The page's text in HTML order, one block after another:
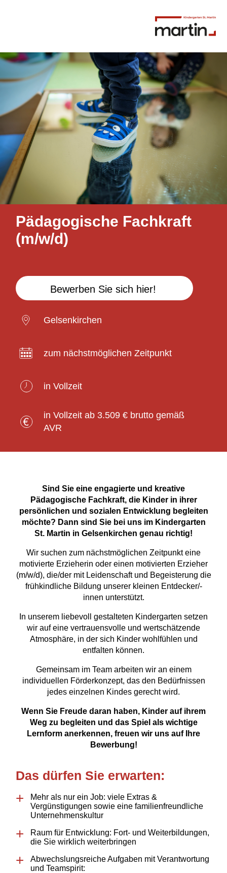
Pädagogische Fachkraft
(m/w/d)
Bewerben Sie sich hier!
Gelsenkirchen
zum nächstmöglichen Zeitpunkt
in Vollzeit
in Vollzeit ab 3.509 € brutto gemäß
AVR
Sind Sie eine engagierte und kreative
Pädagogische Fachkraft, die Kinder in ihrer
persönlichen und sozialen Entwicklung begleiten
möchte? Dann sind Sie bei uns im Kindergarten
St. Martin in Gelsenkirchen genau richtig!
Wir suchen zum nächstmöglichen Zeitpunkt eine
motivierte Erzieherin oder einen motivierten Erzieher
(m/w/d), die/der mit Leidenschaft und Begeisterung die
frühkindliche Bildung unserer kleinen Entdecker/-
innen unterstützt.
In unserem liebevoll gestalteten Kindergarten setzen
wir auf eine vertrauensvolle und wertschätzende
Atmosphäre, in der sich Kinder wohlfühlen und
entfalten können.
Gemeinsam im Team arbeiten wir an einem
individuellen Förderkonzept, das den Bedürfnissen
jedes einzelnen Kindes gerecht wird.
Wenn Sie Freude daran haben, Kinder auf ihrem
Weg zu begleiten und das Spiel als wichtige
Lernform anerkennen, freuen wir uns auf Ihre
Bewerbung!
Das dürfen Sie erwarten:
Mehr als nur ein Job: viele Extras &
Vergünstigungen sowie eine familienfreundliche
Unternehmenskultur
Raum für Entwicklung: Fort- und Weiterbildungen,
die Sie wirklich weiterbringen
Abwechslungsreiche Aufgaben mit Verantwortung
und Teamspirit: